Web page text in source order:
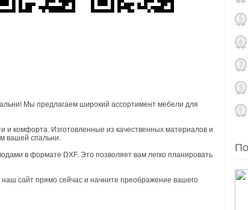
Мы предлагаем широкий ассортимент мебели для
и комфорта. Изготовленные из качественных материалов и
вашей спальни.
в формате DXF. Это позволяет вам легко планировать
сайт прямо сейчас и начните преображение вашего
Stl
v